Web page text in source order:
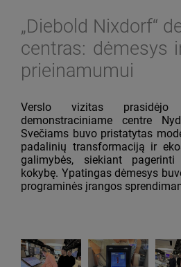
„Diebold Nixdorf“
centras: dėmesys
prieinamumui
Verslo vizitas prasidėjo
demonstraciniame centre
Svečiams buvo pristatytas
padalinių transformaciją ir
galimybės, siekiant
kokybę. Ypatingas dėmesys
programinės įrangos